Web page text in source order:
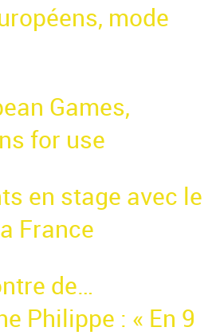
mode
Games,
for use
en stage avec le
France
de…
Philippe : « En 9